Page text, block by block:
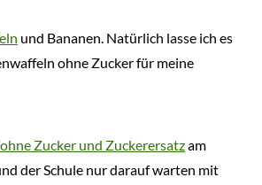
und Bananen. Natürlich lasse ich es
ohne Zucker für meine
Zucker und Zuckerersatzam
der Schule nur darauf warten mit